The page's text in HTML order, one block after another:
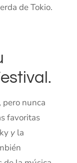
de Tokio.
nunca
favoritas
y la